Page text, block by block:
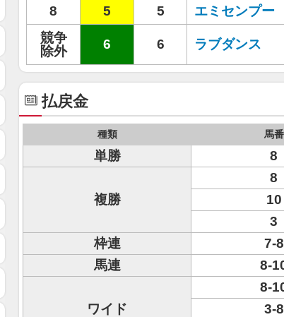
8
5 5 エミセンプー
競争
除外
6 6 ラブダンス
払戻金
種類 馬番
単勝 8
複勝
8
10
3
枠連
7-8
馬連
8-
ワイド
8-
3-8